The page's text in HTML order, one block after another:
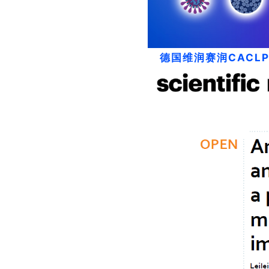
高品
德国维润赛润